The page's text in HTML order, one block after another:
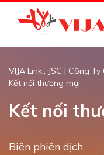
VIJA Link., JSC | Công
Kết nối thương mại
Kết nối
Biên phiên dịch